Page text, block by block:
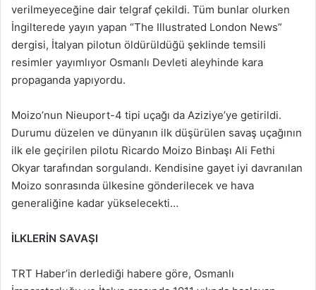
verilmeyeceğine dair telgraf çekildi. Tüm bunlar olurken
İngilterede yayın yapan “The Illustrated London News”
dergisi, İtalyan pilotun öldürüldüğü şeklinde temsili
resimler yayımlıyor Osmanlı Devleti aleyhinde kara
propaganda yapıyordu.
Moizo’nun Nieuport-4 tipi uçağı da Aziziye’ye getirildi.
Durumu düzelen ve dünyanın ilk düşürülen savaş uçağının
ilk ele geçirilen pilotu Ricardo Moizo Binbaşı Ali Fethi
Okyar tarafından sorgulandı. Kendisine gayet iyi davranılan
Moizo sonrasında ülkesine gönderilecek ve hava
generaliğine kadar yükselecekti…
İLKLERİN SAVAŞI
TRT Haber’in derlediği habere göre, Osmanlı